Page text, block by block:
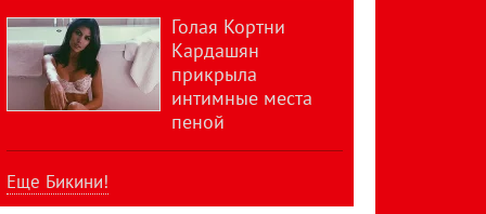
Голая Кортни
Кардашян
прикрыла
интимные места
пеной
Еще Бикини!